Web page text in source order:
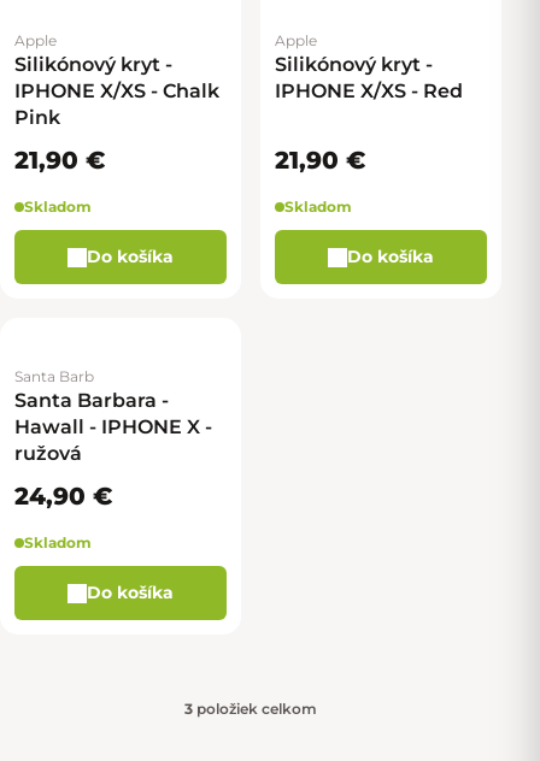
Apple
Silikónový kryt -
IPHONE X/XS - Chalk
Pink
21,90 €
Skladom
Do košíka
Apple
Silikónový kryt -
IPHONE X/XS - Red
21,90 €
Skladom
Do košíka
Santa Barb
Santa Barbara -
Hawall - IPHONE X -
ružová
24,90 €
Skladom
Do košíka
3 položiek celkom